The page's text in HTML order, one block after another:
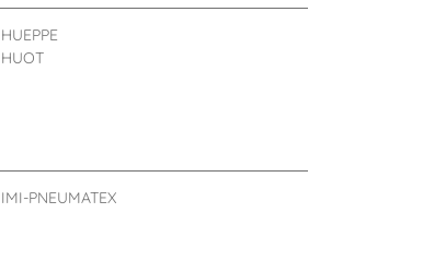
HUEPPE
HUOT
IMI-PNEUMATEX